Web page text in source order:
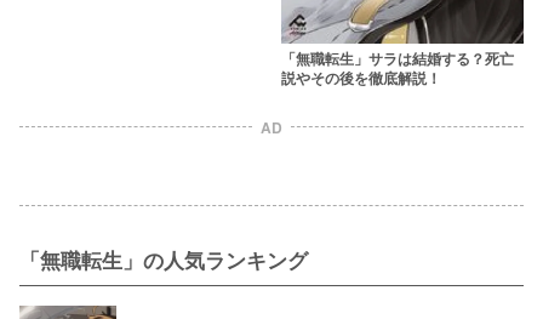
「無職転生」サラは結婚する？死亡
説やその後を徹底解説！
AD
「無職転生」の人気ランキング